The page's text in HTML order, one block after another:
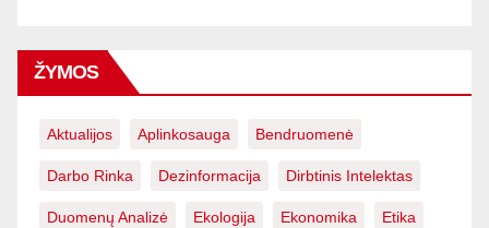
ŽYMOS
Aktualijos Aplinkosauga Bendruomenė
Darbo Rinka Dezinformacija Dirbtinis Intelektas
Duomenų Analizė Ekologija Ekonomika Etika